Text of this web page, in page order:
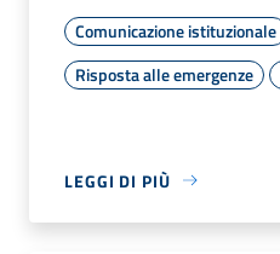
Comunicazione istituzionale
Risposta alle emergenze
LEGGI DI PIÙ